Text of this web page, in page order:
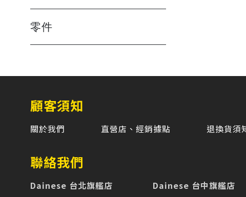
零件
顧客須知
關於我們 直營店、經銷據點 退換貨須
聯絡我們
Dainese 台北旗艦店 Dainese 台中旗艦店